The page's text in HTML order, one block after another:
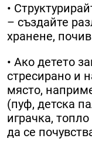
•
– създайте
хранене,
• Ако детето
стресирано и
място,
(пуф, детска
играчка,
да се